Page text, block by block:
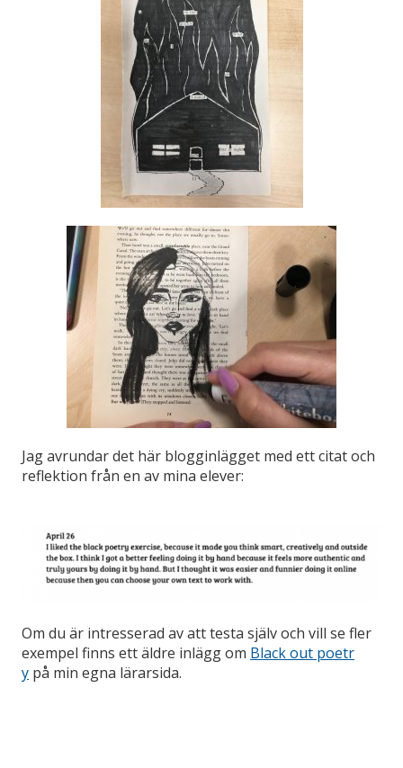
Jag avrundar det här blogginlägget med ett citat och
reflektion från en av mina elever:
Om du är intresserad av att testa själv och vill se fler
exempel finns ett äldre inlägg om Black out poetr
y på min egna lärarsida.